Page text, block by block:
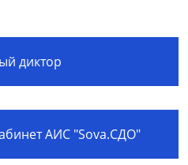
диктор
АИС "Sova.СДО"